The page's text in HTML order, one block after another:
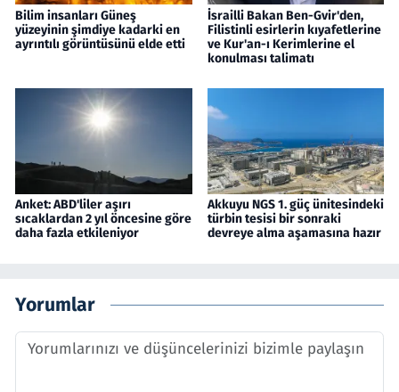
Bilim insanları Güneş
yüzeyinin şimdiye kadarki en
ayrıntılı görüntüsünü elde etti
İsrailli Bakan Ben-Gvir'den,
Filistinli esirlerin kıyafetlerine
ve Kur'an-ı Kerimlerine el
konulması talimatı
Anket: ABD'liler aşırı
sıcaklardan 2 yıl öncesine göre
daha fazla etkileniyor
Akkuyu NGS 1. güç ünitesindeki
türbin tesisi bir sonraki
devreye alma aşamasına hazır
Yorumlar